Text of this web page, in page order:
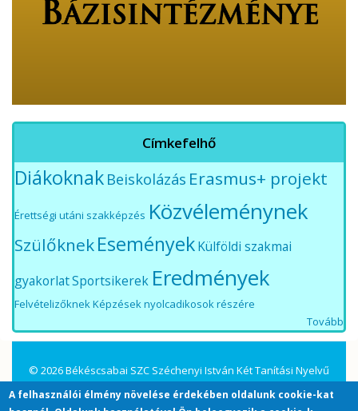
Címkefelhő
Diákoknak Beiskolázás Erasmus+ projekt
Érettségi utáni szakképzés Közvéleménynek
SzülőknekEseményekKülföldi szakmai
gyakorlatSportsikerek Eredmények
FelvételizőknekKépzések nyolcadikosok részére
Tovább
© 2026 Békéscsabai SZC Széchenyi István Két Tanítási Nyelvű
Közgazdasági Technikum és Kollégium. All Rights Reserved.
A felhasználói élmény növelése érdekében oldalunk cookie-kat